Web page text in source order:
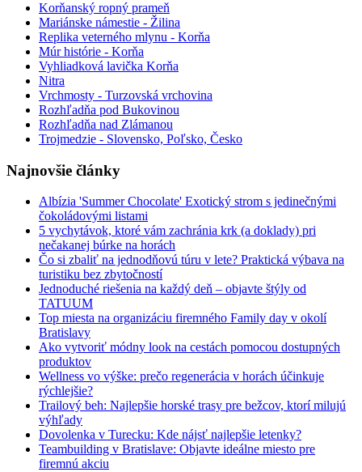
Korňanský ropný prameň
Mariánske námestie - Žilina
Replika veterného mlynu - Korňa
Múr histórie - Korňa
Vyhliadková lavička Korňa
Nitra
Vrchmosty - Turzovská vrchovina
Rozhľadňa pod Bukovinou
Rozhľadňa nad Zlámanou
Trojmedzie - Slovensko, Poľsko, Česko
Najnovšie články
Albízia 'Summer Chocolate' Exotický strom s jedinečnými
čokoládovými listami
5 vychytávok, ktoré vám zachránia krk (a doklady) pri
nečakanej búrke na horách
Čo si zbaliť na jednodňovú túru v lete? Praktická výbava na
turistiku bez zbytočností
Jednoduché riešenia na každý deň – objavte štýly od
TATUUM
Top miesta na organizáciu firemného Family day v okolí
Bratislavy
Ako vytvoriť módny look na cestách pomocou dostupných
produktov
Wellness vo výške: prečo regenerácia v horách účinkuje
rýchlejšie?
Trailový beh: Najlepšie horské trasy pre bežcov, ktorí milujú
výhľady
Dovolenka v Turecku: Kde nájsť najlepšie letenky?
Teambuilding v Bratislave: Objavte ideálne miesto pre
firemnú akciu